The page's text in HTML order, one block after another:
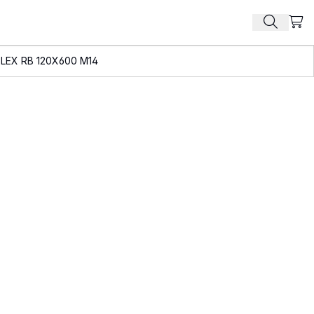
Zoek
RB 120X600 M14